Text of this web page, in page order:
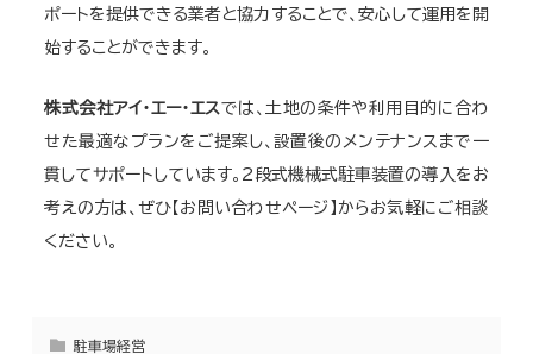
ポートを提供できる業者と協力することで、安心して運用を開
始することができます。
株式会社アイ・エー・エスでは、土地の条件や利用目的に合わ
せた最適なプランをご提案し、設置後のメンテナンスまで一
貫してサポートしています。2段式機械式駐車装置の導入をお
考えの方は、ぜひ【お問い合わせページ】からお気軽にご相談
ください。
駐車場経営